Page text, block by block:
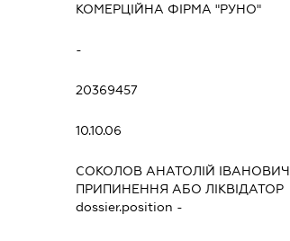
КОМЕРЦІЙНА ФІРМА "РУНО"
-
20369457
10.10.06
СОКОЛОВ АНАТОЛІЙ ІВАНОВИЧ
ПРИПИНЕННЯ АБО ЛІКВІДАТОР
dossier.position -